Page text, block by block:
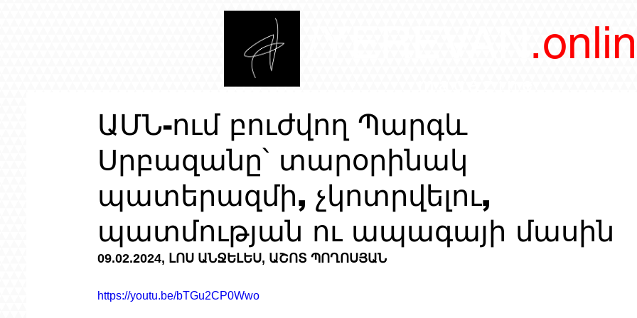
ԱՄՆ-ում բուժվող Պարգև
Սրբազանը՝ տարօրինակ
պատերազմի, չկոտրվելու,
պատմության ու ապագայի մասին
09.02.2024, ԼՈՍ ԱՆՋԵԼԵՍ, ԱՇՈՏ ՊՈՂՈՍՅԱՆ
https://youtu.be/bTGu2CP0Wwo